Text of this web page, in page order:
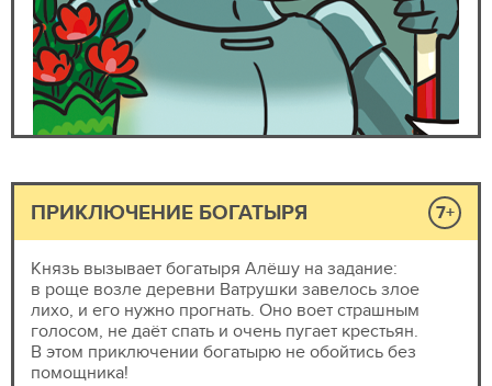
ПРИКЛЮЧЕНИЕ БОГАТЫРЯ 7+
Князь вызывает богатыря Алёшу на задание:
в роще возле деревни Ватрушки завелось злое
лихо, и его нужно прогнать. Оно воет страшным
голосом, не даёт спать и очень пугает крестьян.
В этом приключении богатырю не обойтись без
помощника!